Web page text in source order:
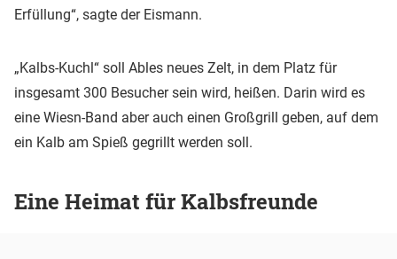
Erfüllung“, sagte der Eismann.
„Kalbs-Kuchl“ soll Ables neues Zelt, in dem Platz für
insgesamt 300 Besucher sein wird, heißen. Darin wird es
eine Wiesn-Band aber auch einen Großgrill geben, auf dem
ein Kalb am Spieß gegrillt werden soll.
Eine Heimat für Kalbsfreunde